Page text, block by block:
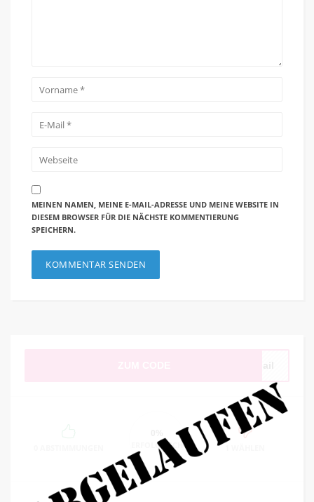
MEINEN NAMEN, MEINE E-MAIL-ADRESSE UND MEINE WEBSITE IN
DIESEM BROWSER FÜR DIE NÄCHSTE KOMMENTIERUNG
SPEICHERN.
ERFOLGREICH